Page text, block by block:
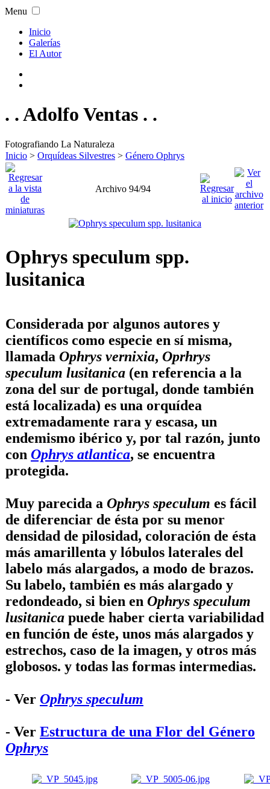
Menu
Inicio
Galerías
El Autor
. . Adolfo Ventas . .
Fotografiando La Naturaleza
Inicio > Orquídeas Silvestres > Género Ophrys
Archivo 94/94
Ophrys speculum spp.
lusitanica
Considerada por algunos autores y
científicos como especie en sí misma,
llamada Ophrys vernixia, Oprhrys
speculum lusitanica (en referencia a la
zona del sur de portugal, donde también
está localizada) es una orquídea
extremadamente rara y escasa, un
endemismo ibérico y, por tal razón, junto
con Ophrys atlantica, se encuentra
protegida.
Muy parecida a Ophrys speculum es fácil
de diferenciar de ésta por su menor
densidad de pilosidad, coloración de ésta
más amarillenta y lóbulos laterales del
labelo más alargados, a modo de brazos.
Su labelo, también es más alargado y
redondeado, si bien en Ophrys speculum
lusitanica puede haber cierta variabilidad
en función de éste, unos más alargados y
estrechos, caso de la imagen, y otros más
globosos. y todas las formas intermedias.
- Ver Ophrys speculum
- Ver Estructura de una Flor del Género
Ophrys